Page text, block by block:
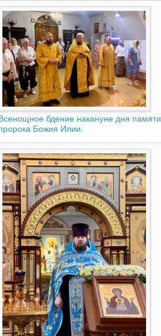
бдение накануне дня памяти
Божия Илии.